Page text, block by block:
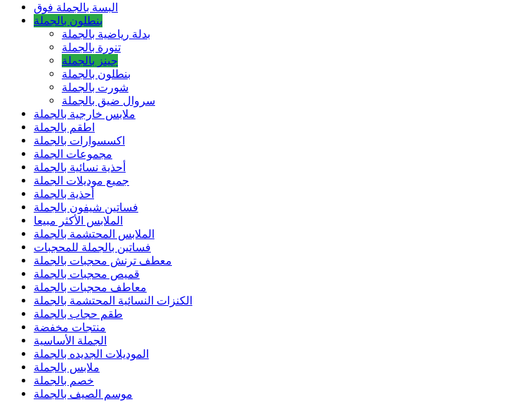
البسة بالجملة فوق
بنطلون بالجملة
بدلة رياضية بالجملة
تنورة بالجملة
جينز بالجملة
بنطلون بالجملة
شورت بالجملة
سروال ضيق بالجملة
ملابس خارجية بالجملة
اطقم بالجملة
اكسسوارات بالجملة
مجموعات الجملة
أحذية نسائية بالجملة
جميع موديلات الجملة
أحذية بالجملة
فساتين شيفون بالجملة
الملابس الأكثر مبيعا
الملابس المحتشمة بالجملة
فساتين بالجملة للمحجبات
معطف ترنش محجبات بالجملة
قميص محجبات بالجملة
معاطف محجبات بالجملة
الكنزات النسائية المحتشمة بالجملة
طقم حجاب بالجملة
منتجات مخفضة
الجملة الأساسية
الموديلات الجديده بالجملة
ملابس بالجملة
خصم بالجملة
موسم الصيف بالجملة